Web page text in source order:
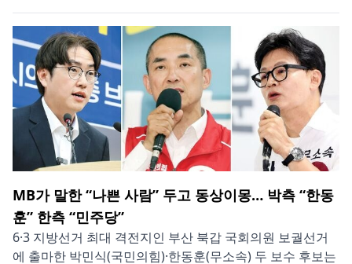
MB가 말한 “나쁜 사람” 두고 동상이몽… 박측 “한동
훈” 한측 “민주당”
6·3 지방선거 최대 격전지인 부산 북갑 국회의원 보궐선거
에 출마한 박민식(국민의힘)·한동훈(무소속) 두 보수 후보는